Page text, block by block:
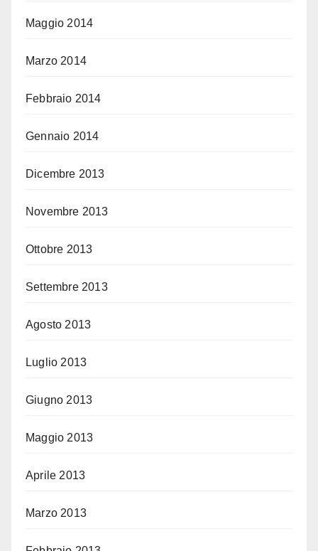
Maggio 2014
Marzo 2014
Febbraio 2014
Gennaio 2014
Dicembre 2013
Novembre 2013
Ottobre 2013
Settembre 2013
Agosto 2013
Luglio 2013
Giugno 2013
Maggio 2013
Aprile 2013
Marzo 2013